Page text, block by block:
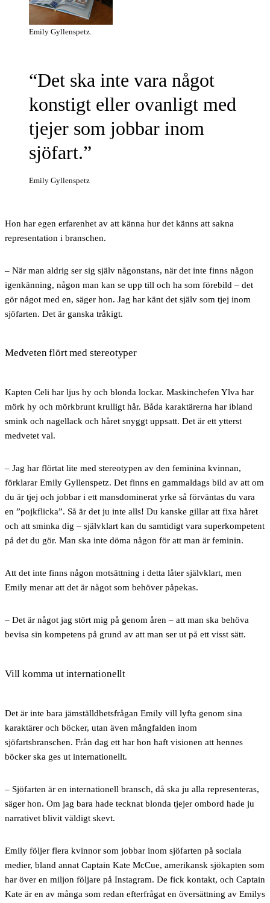
Emily Gyllenspetz.
Det ska inte vara något
konstigt eller ovanligt med
tjejer som jobbar inom
sjöfart.
Emily Gyllenspetz
Hon har egen erfarenhet av att känna hur det känns att sakna
representation i branschen.
– När man aldrig ser sig själv någonstans, när det inte finns någon
igenkänning, någon man kan se upp till och ha som förebild – det
gör något med en, säger hon. Jag har känt det själv som tjej inom
sjöfarten. Det är ganska tråkigt.
Medveten flört med stereotyper
Kapten Celi har ljus hy och blonda lockar. Maskinchefen Ylva har
mörk hy och mörkbrunt krulligt hår. Båda karaktärerna har ibland
smink och nagellack och håret snyggt uppsatt. Det är ett ytterst
medvetet val.
– Jag har flörtat lite med stereotypen av den feminina kvinnan,
förklarar Emily Gyllenspetz. Det finns en gammaldags bild av att om
du är tjej och jobbar i ett mansdominerat yrke så förväntas du vara
en ”pojkflicka”. Så är det ju inte alls! Du kanske gillar att fixa håret
och att sminka dig – självklart kan du samtidigt vara superkompetent
på det du gör. Man ska inte döma någon för att man är feminin.
Att det inte finns någon motsättning i detta låter självklart, men
Emily menar att det är något som behöver påpekas.
– Det är något jag stört mig på genom åren – att man ska behöva
bevisa sin kompetens på grund av att man ser ut på ett visst sätt.
Vill komma ut internationellt
Det är inte bara jämställdhetsfrågan Emily vill lyfta genom sina
karaktärer och böcker, utan även mångfalden inom
sjöfartsbranschen. Från dag ett har hon haft visionen att hennes
böcker ska ges ut internationellt.
– Sjöfarten är en internationell bransch, då ska ju alla representeras,
säger hon. Om jag bara hade tecknat blonda tjejer ombord hade ju
narrativet blivit väldigt skevt.
Emily följer flera kvinnor som jobbar inom sjöfarten på sociala
medier, bland annat Captain Kate McCue, amerikansk sjökapten som
har över en miljon följare på Instagram. De fick kontakt, och Captain
Kate är en av många som redan efterfrågat en översättning av Emilys